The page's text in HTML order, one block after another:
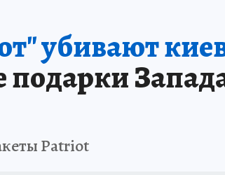
убивают
Patriot